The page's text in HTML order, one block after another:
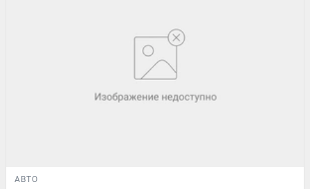
АВТО